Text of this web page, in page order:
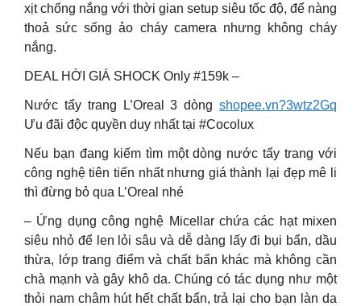
xịt chống nắng với thời gian setup siêu tốc độ, để nàng
thoả sức sống ảo cháy camera nhưng không cháy
nắng.
DEAL HỜI GIÁ SHOCK Only #159k –
Nước tẩy trang L’Oreal 3 dòng shopee.vn?3wtz2Gq
Ưu đãi độc quyền duy nhất tại #Cocolux
Nếu bạn đang kiếm tìm một dòng nước tẩy trang với
công nghệ tiên tiến nhất nhưng giá thành lại đẹp mê li
thì đừng bỏ qua L’Oreal nhé
– Ứng dụng công nghệ Micellar chứa các hạt mixen
siêu nhỏ để len lỏi sâu và dễ dàng lấy đi bụi bẩn, dầu
thừa, lớp trang điểm và chất bẩn khác mà không cần
chà mạnh và gây khô da. Chúng có tác dụng như một
thỏi nam châm hút hết chất bẩn, trả lại cho bạn làn da